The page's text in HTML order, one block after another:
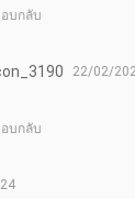
บกลับ
22/02/
บกลับ